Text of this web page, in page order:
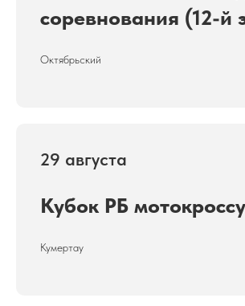
соревнования (12-й
Октябрьский
29 августа
Кубок РБ мотокроссу
Кумертау